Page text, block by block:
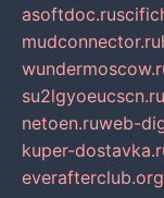
asoftdoc.ru
mudconnector.ru
su2lgyoeucscn.ru
netoen.ruweb-
kuper-
everafterclub.org